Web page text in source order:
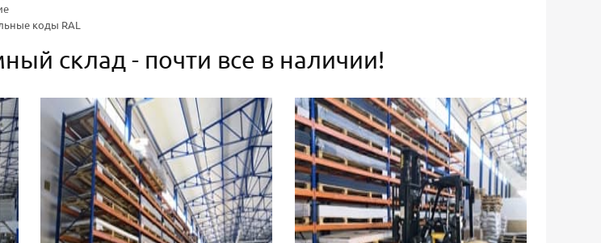
коды RAL
склад - почти все в наличии!